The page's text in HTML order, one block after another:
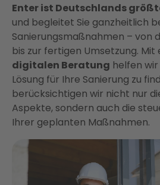
Enter ist Deutschlands
und begleitet Sie ganzheitlich
Sanierungsmaßnahmen – von
bis zur fertigen Umsetzung. Mit
digitalen Beratung helfen
Lösung für Ihre Sanierung zu
berücksichtigen wir nicht nur
Aspekte, sondern auch die
Ihrer geplanten Maßnahmen.